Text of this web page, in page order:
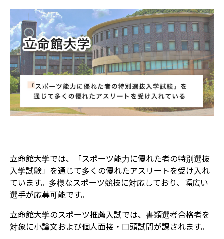
立命館大学では、「スポーツ能力に優れた者の特別選抜
入学試験」を通じて多くの優れたアスリートを受け入れ
ています。 多様なスポーツ競技に対応しており、幅広い
選手が応募可能です。
立命館大学のスポーツ推薦入試では、書類選考合格者を
対象に小論文および個人面接・口頭試問が課されます。